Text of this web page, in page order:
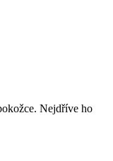
Nejdříve ho